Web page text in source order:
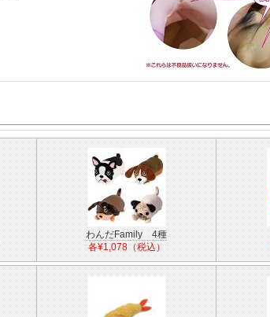
わんだFamily 4種
各¥1,078（税込）